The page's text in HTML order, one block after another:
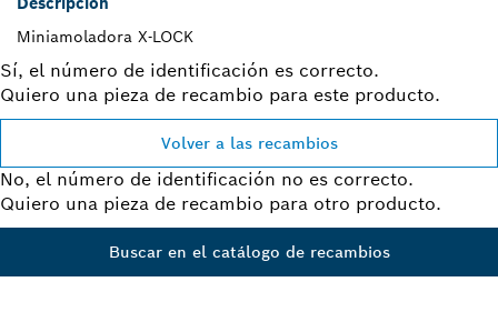
Miniamoladora X-LOCK
Sí, el número de identificación es correcto.
Quiero una pieza de recambio para este producto.
Volver a las recambios
No, el número de identificación no es correcto.
Quiero una pieza de recambio para otro producto.
Buscar en el catálogo de recambios